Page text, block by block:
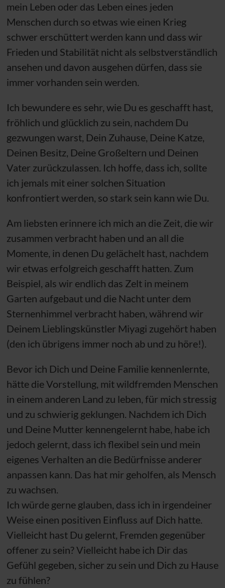
mein Leben oder das Leben eines jeden
Menschen durch so etwas wie einen Krieg
schwer erschüttert werden kann und dass wir
Frieden und Stabilität nicht als selbstverständlich
ansehen und davon ausgehen dürfen, dass sie
immer vorhanden sein werden.
Ich bewundere es sehr, wie Du es geschafft hast,
fröhlich und glücklich zu sein, nachdem Du
gezwungen warst, Dein Zuhause, Deine Katze,
Deinen Besitz, Deine Großeltern und Deinen
Vater zurückzulassen. Ich hoffe, dass ich, sollte
ich jemals mit einer solchen Situation
konfrontiert werden, so stark sein kann wie Du.
Am liebsten erinnere ich mich an die Zeit, die wir
zusammen verbracht haben und an all die
Momente, in denen Du gelächelt hast, nachdem
wir etwas erfolgreich geschafft hatten. Zum
Beispiel, als wir endlich das Zelt in meinem
Garten aufgebaut und die Nacht unter dem
Sternenhimmel verbracht haben, während wir
Deinem Lieblingskünstler Miyagi zugehört haben
(den ich übrigens immer noch ab und zu höre!).
Bevor ich Dich und Deine Familie kennenlernte,
hätte die Vorstellung, mit wildfremden Menschen
in einem anderen Land zu leben, für mich stressig
und zu schwierig geklungen. Nachdem ich Dich
und Deine Mutter kennengelernt habe, habe ich
jedoch gelernt, dass ich flexibel sein und mein
eigenes Verhalten an die Bedürfnisse anderer
anpassen kann. Das hat mir geholfen, als Mensch
zu wachsen.
Ich würde gerne glauben, dass ich in irgendeiner
Weise einen positiven Einfluss auf Dich hatte.
Vielleicht hast Du gelernt, Fremden gegenüber
offener zu sein? Vielleicht habe ich Dir das
Gefühl gegeben, sicher zu sein und Dich zu Hause
zu fühlen?